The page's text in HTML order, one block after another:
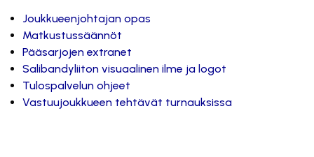
Joukkueenjohtajan opas
Matkustussäännöt
Pääsarjojen extranet
Salibandyliiton visuaalinen ilme ja logot
Tulospalvelun ohjeet
Vastuujoukkueen tehtävät turnauksissa